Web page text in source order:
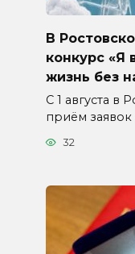
В
конкурс «Я
жизнь без
С 1 августа в
приём заявок
32